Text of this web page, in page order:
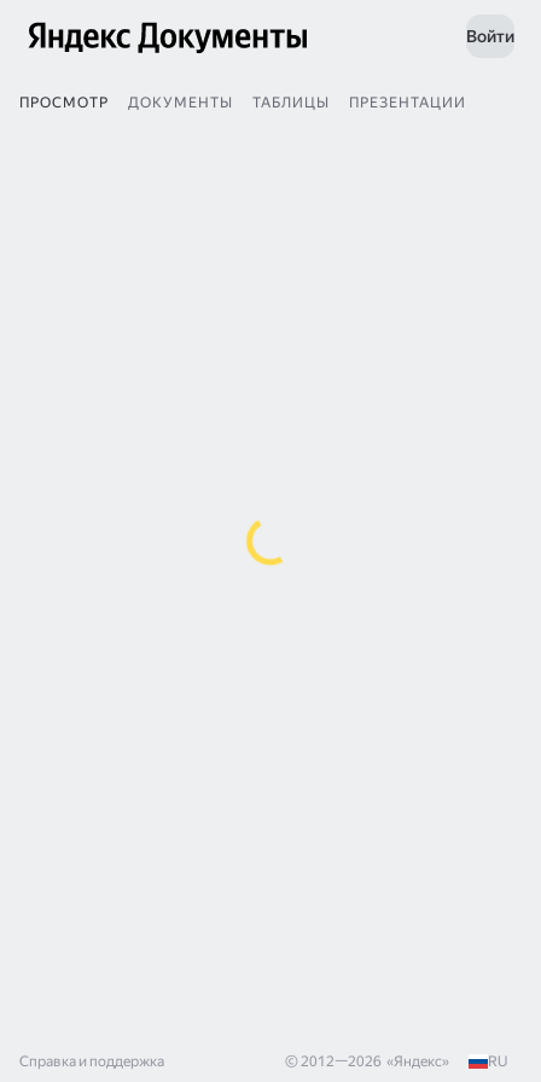
Войти
ПРОСМОТР ДОКУМЕНТЫ ТАБЛИЦЫ ПРЕЗЕНТАЦИИ
Справка и поддержка © 2012—2026 «Яндекс» RU